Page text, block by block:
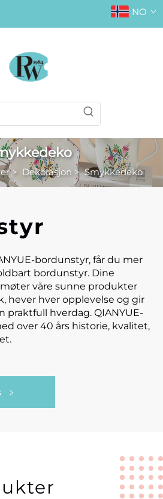
NO
> Dekorasjon >Smykkedeko
bordunstyr, får du mer
bordunstyr. Dine
våre sunne produkter
hever hver opplevelse og gir
praktfull hverdag. QIANYUE-
over 40 års historie, kvalitet,